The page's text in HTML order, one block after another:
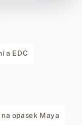
a EDC
na opasek Maya